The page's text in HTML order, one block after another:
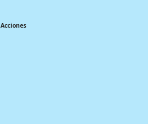
Acciones